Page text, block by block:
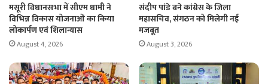
मसूरी विधानसभा में सीएम धामी ने
विभिन्न विकास योजनाओं का किया
लोकार्पण एवं शिलान्यास
August 4, 2026
संदीप पांडे बने कांग्रेस के जिला
महासचिव, संगठन को मिलेगी नई
मजबूत
August 3, 2026